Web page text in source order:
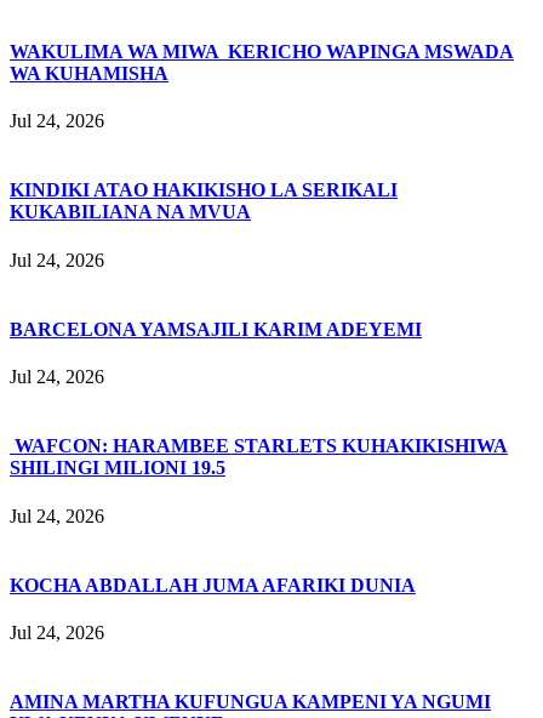
WAKULIMA WA MIWA KERICHO WAPINGA MSWADA
WA KUHAMISHA
Jul 24, 2026
KINDIKI ATAO HAKIKISHO LA SERIKALI
KUKABILIANA NA MVUA
Jul 24, 2026
BARCELONA YAMSAJILI KARIM ADEYEMI
Jul 24, 2026
WAFCON: HARAMBEE STARLETS KUHAKIKISHIWA
SHILINGI MILIONI 19.5
Jul 24, 2026
KOCHA ABDALLAH JUMA AFARIKI DUNIA
Jul 24, 2026
AMINA MARTHA KUFUNGUA KAMPENI YA NGUMI